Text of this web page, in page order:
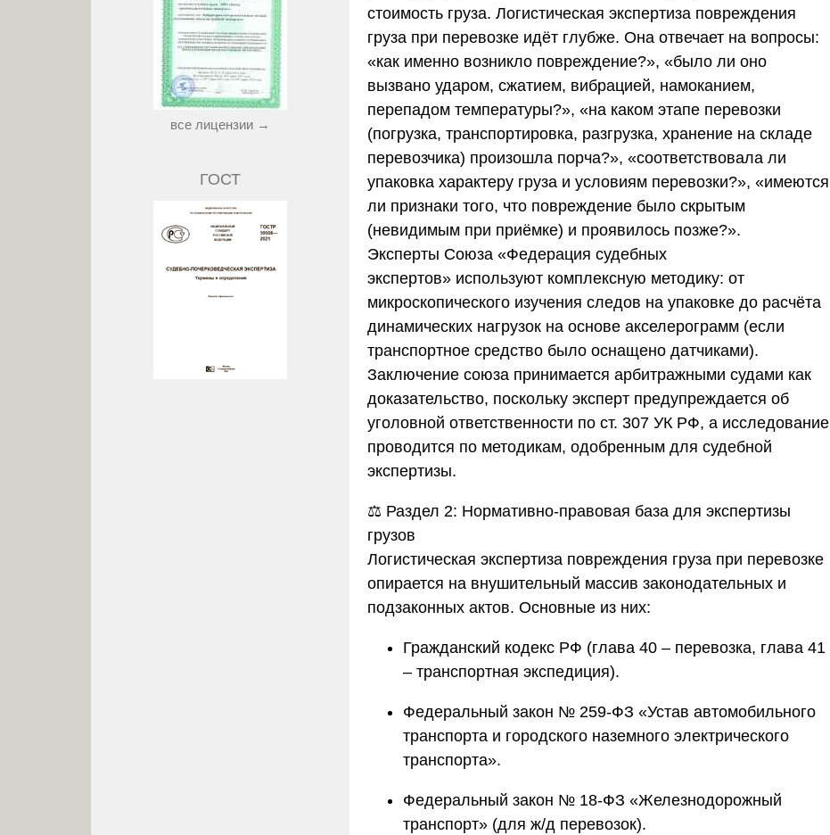
стоимость груза. Логистическая экспертиза повреждения
груза при перевозке идёт глубже. Она отвечает на вопросы:
«как именно возникло повреждение?», «было ли оно
вызвано ударом, сжатием, вибрацией, намоканием,
перепадом температуры?», «на каком этапе перевозки
(погрузка, транспортировка, разгрузка, хранение на складе
перевозчика) произошла порча?», «соответствовала ли
упаковка характеру груза и условиям перевозки?», «имеются
ли признаки того, что повреждение было скрытым
(невидимым при приёмке) и проявилось позже?».
Эксперты Союза «Федерация судебных
экспертов» используют комплексную методику: от
микроскопического изучения следов на упаковке до расчёта
динамических нагрузок на основе акселерограмм (если
транспортное средство было оснащено датчиками).
Заключение союза принимается арбитражными судами как
доказательство, поскольку эксперт предупреждается об
уголовной ответственности по ст. 307 УК РФ, а исследование
проводится по методикам, одобренным для судебной
экспертизы.
⚖️ Раздел 2: Нормативно-правовая база для экспертизы
грузов
Логистическая экспертиза повреждения груза при перевозке
опирается на внушительный массив законодательных и
подзаконных актов. Основные из них:
Гражданский кодекс РФ (глава 40 – перевозка, глава 41
– транспортная экспедиция).
Федеральный закон № 259-ФЗ «Устав автомобильного
транспорта и городского наземного электрического
транспорта».
Федеральный закон № 18-ФЗ «Железнодорожный
транспорт» (для ж/д перевозок).
все лицензии →
ГОСТ